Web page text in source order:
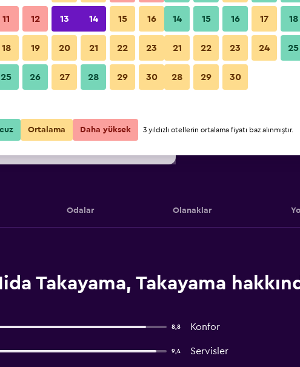
Tedarikçi
Gecelik
₺2.552 Fırsatı Görüntüle
₺3.921 Fırsatı Görüntüle
₺4.052 Fırsatı Görüntüle
diğer 11fırsat
Diğer
Super Hotel Hida Takayama
Odalar Olanaklar
Takayama, Takayama
8,8 Konfor
9,4 Servisler
11 12 13 14 15 16
18 19 20 21 22 23
25 26 27 28 29 30
14 15 16 17 18
21 22 23 24 25
28 29 30
Ortalama Daha yüksek 3 yıldızlı otellerin ortalama fiyatı baz alınmıştır.